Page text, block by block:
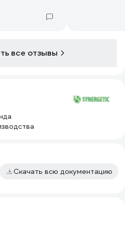
все отзывы
Скачать всю документацию